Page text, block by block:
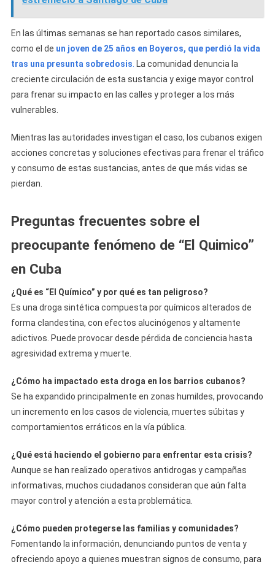
En las últimas semanas se han reportado casos similares,
como el de un joven de 25 años en Boyeros, que perdió la vida
tras una presunta sobredosis. La comunidad denuncia la
creciente circulación de esta sustancia y exige mayor control
para frenar su impacto en las calles y proteger a los más
vulnerables.
Mientras las autoridades investigan el caso, los cubanos exigen
acciones concretas y soluciones efectivas para frenar el tráfico
y consumo de estas sustancias, antes de que más vidas se
pierdan.
Preguntas frecuentes sobre el
preocupante fenómeno de “El Quimico”
en Cuba
¿Qué es “El Químico” y por qué es tan peligroso?
Es una droga sintética compuesta por químicos alterados de
forma clandestina, con efectos alucinógenos y altamente
adictivos. Puede provocar desde pérdida de conciencia hasta
agresividad extrema y muerte.
¿Cómo ha impactado esta droga en los barrios cubanos?
Se ha expandido principalmente en zonas humildes, provocando
un incremento en los casos de violencia, muertes súbitas y
comportamientos erráticos en la vía pública.
¿Qué está haciendo el gobierno para enfrentar esta crisis?
Aunque se han realizado operativos antidrogas y campañas
informativas, muchos ciudadanos consideran que aún falta
mayor control y atención a esta problemática.
¿Cómo pueden protegerse las familias y comunidades?
Fomentando la información, denunciando puntos de venta y
ofreciendo apoyo a quienes muestran signos de consumo, para